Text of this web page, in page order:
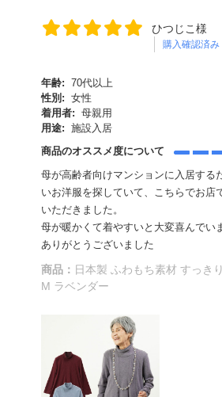
ひつじこ様
購入確認済み
年齢: 70代以上
性別: 女性
着用者: 母親用
用途: 施設入居
商品のオススメ度について
母が高齢者向けマンションに入居する
いお洋服を探していて、こちらでお店
いただきました。
母が暖かくて着やすいと大変喜んでい
ありがとうございました
商品： 日本製 ふわもち素材 すっき
M ラベンダー